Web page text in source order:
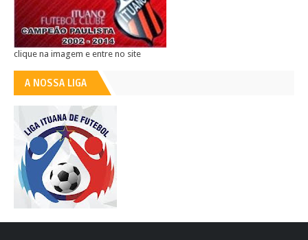
clique na imagem e entre no site
A NOSSA LIGA